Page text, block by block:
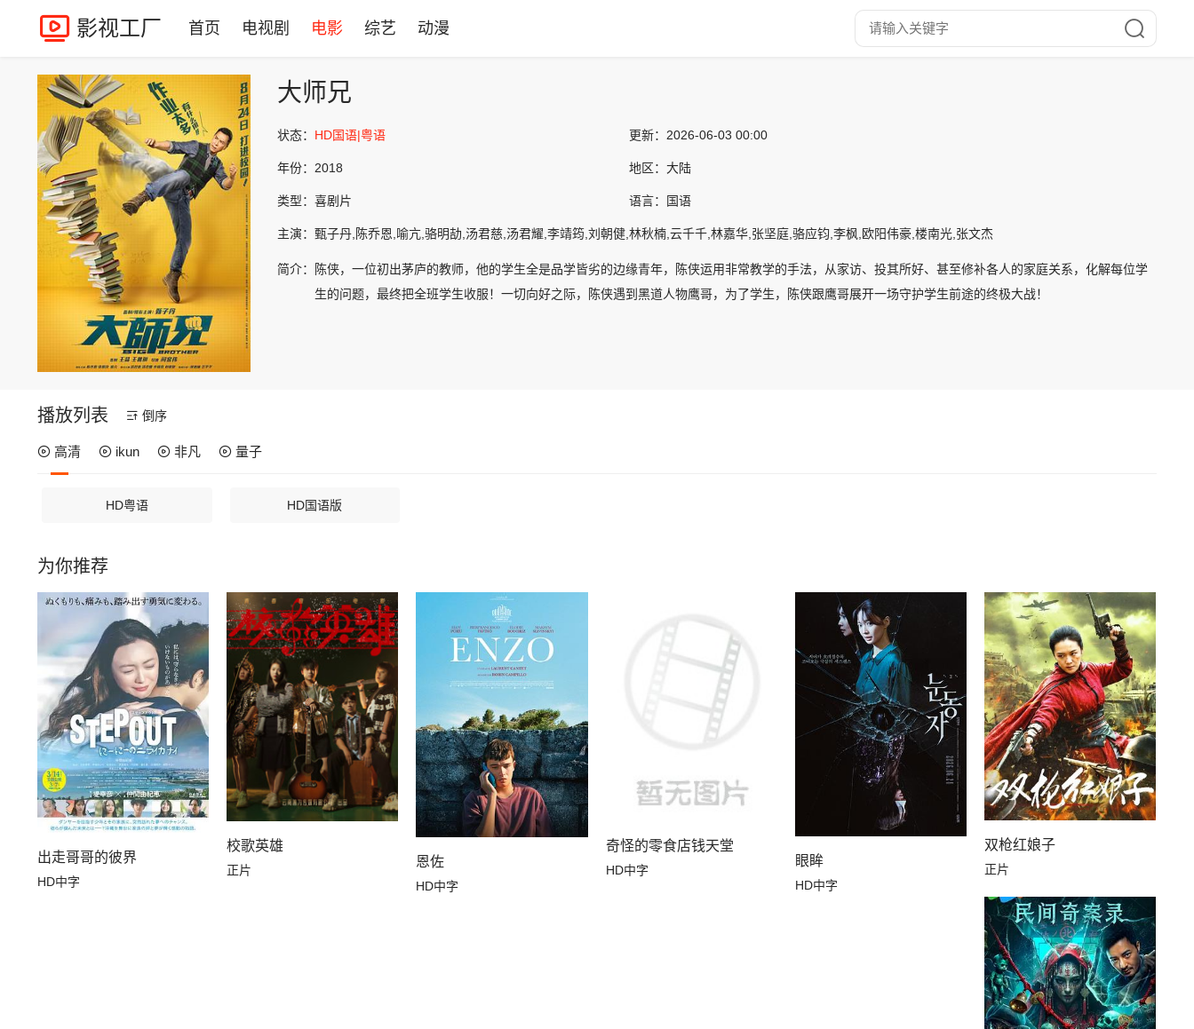
影视工厂 首页 电视剧 电影 综艺 动漫
大师兄
状态： HD国语|粤语 更新： 2026-06-03 00:00
年份： 2018 地区： 大陆
类型： 喜剧片 语言： 国语
主演： 甄子丹,陈乔恩,喻亢,骆明劼,汤君慈,汤君耀,李靖筠,刘朝健,林秋楠,云千千,林嘉华,张坚庭,骆应钧,李枫,欧阳伟豪,楼南光,张文杰
简介：
陈侠，一位初出茅庐的教师，他的学生全是品学皆劣的边缘青年，陈侠运用非常教学的手法，从家访、投其所好、甚至修补各人的家庭关系，化解每位学
生的问题，最终把全班学生收服！一切向好之际，陈侠遇到黑道人物鹰哥，为了学生，陈侠跟鹰哥展开一场守护学生前途的终极大战！
播放列表 倒序
高清 ikun 非凡 量子
HD粤语 HD国语版
为你推荐
出走哥哥的彼界
HD中字
校歌英雄
正片
恩佐
HD中字
奇怪的零食店钱天堂
HD中字
眼眸
HD中字
双枪红娘子
正片